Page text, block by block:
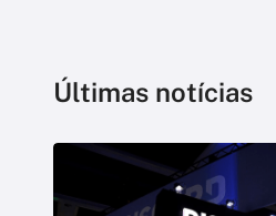
Últimas notícias